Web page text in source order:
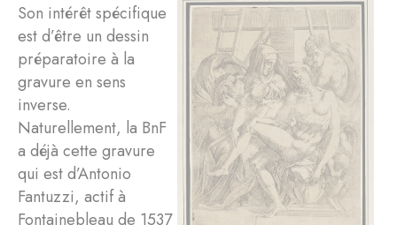
Son intérêt spécifique
est d’être un dessin
préparatoire à la
gravure en sens
inverse.
Naturellement, la BnF
a déjà cette gravure
qui est d’Antonio
Fantuzzi, actif à
Fontainebleau de 1537